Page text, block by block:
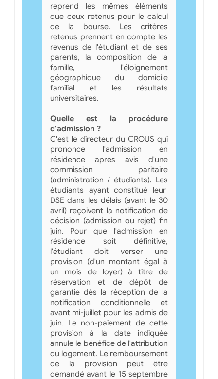
reprend les mêmes éléments
que ceux retenus pour le calcul
de la bourse. Les critères
retenus prennent en compte les
revenus de l'étudiant et de ses
parents, la composition de la
famille, l'éloignement
géographique du domicile
familial et les résultats
universitaires.
Quelle est la procédure
d'admission ?
C'est le directeur du CROUS qui
prononce l'admission en
résidence après avis d'une
commission paritaire
(administration / étudiants). Les
étudiants ayant constitué leur
DSE dans les délais (avant le 30
avril) reçoivent la notification de
décision (admission ou rejet) fin
juin. Pour que l'admission en
résidence soit définitive,
l'étudiant doit verser une
provision (d'un montant égal à
un mois de loyer) à titre de
réservation et de dépôt de
garantie dès la réception de la
notification conditionnelle et
avant mi-juillet pour les admis de
juin. Le non-paiement de cette
provision à la date indiquée
annule le bénéfice de l'attribution
du logement. Le remboursement
de la provision peut être
demandé avant le 15 septembre